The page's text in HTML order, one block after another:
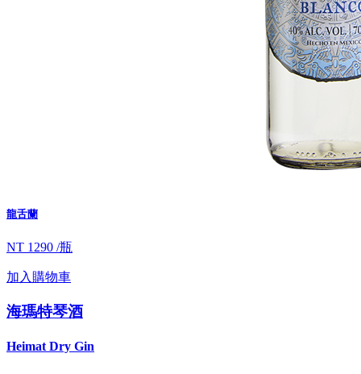
龍舌蘭
NT 1290 /瓶
加入購物車
海瑪特琴酒
Heimat Dry Gin